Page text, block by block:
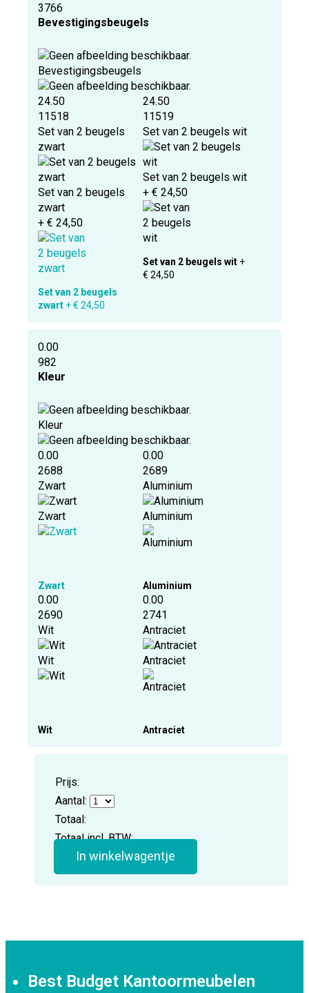
3766
Bevestigingsbeugels
Bevestigingsbeugels
24.50
11518
Set van 2 beugels
zwart
Set van 2 beugels
zwart
+ € 24,50
Set van 2 beugels
zwart + € 24,50
24.50
11519
Set van 2 beugels wit
Set van 2 beugels wit
+ € 24,50
Set van 2 beugels wit +
€ 24,50
0.00
982
Kleur
Kleur
0.00
2688
Zwart
Zwart
Zwart
0.00
2689
Aluminium
Aluminium
Aluminium
0.00
2690
Wit
Wit
Wit
0.00
2741
Antraciet
Antraciet
Antraciet
Prijs:
Aantal:
Totaal:
Totaal incl. BTW:
In winkelwagentje
Best Budget Kantoormeubelen